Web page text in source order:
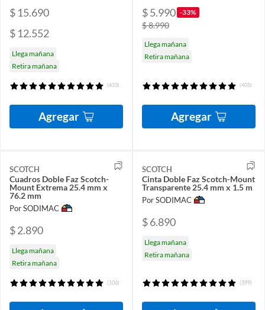
$ 15.690
$ 12.552
Llega mañana
Retira mañana
(433)
Agregar
$ 5.990 -33%
$ 8.990
Llega mañana
Retira mañana
(405)
Agregar
SCOTCH
Cuadros Doble Faz Scotch-
Mount Extrema 25.4 mm x
76.2 mm
Por SODIMAC
$ 2.890
Llega mañana
Retira mañana
(106)
SCOTCH
Cinta Doble Faz Scotch-Mount
Transparente 25.4 mm x 1.5 m
Por SODIMAC
$ 6.890
Llega mañana
Retira mañana
(399)